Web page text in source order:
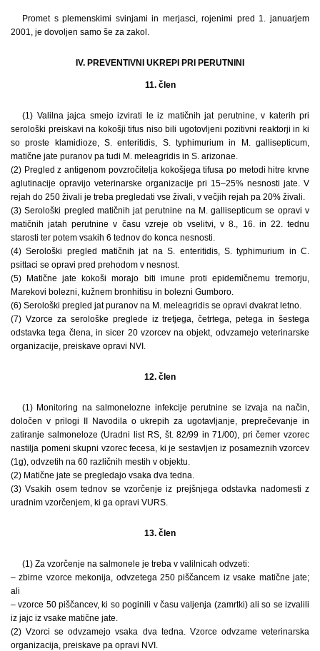
Promet s plemenskimi svinjami in merjasci, rojenimi pred 1. januarjem
2001, je dovoljen samo še za zakol.
IV. PREVENTIVNI UKREPI PRI PERUTNINI
11. člen
(1) Valilna jajca smejo izvirati le iz matičnih jat perutnine, v katerih pri
serološki preiskavi na kokošji tifus niso bili ugotovljeni pozitivni reaktorji in ki
so proste klamidioze, S. enteritidis, S. typhimurium in M. gallisepticum,
matične jate puranov pa tudi M. meleagridis in S. arizonae.
(2) Pregled z antigenom povzročitelja kokošjega tifusa po metodi hitre krvne
aglutinacije opravijo veterinarske organizacije pri 15–25% nesnosti jate. V
rejah do 250 živali je treba pregledati vse živali, v večjih rejah pa 20% živali.
(3) Serološki pregled matičnih jat perutnine na M. gallisepticum se opravi v
matičnih jatah perutnine v času vzreje ob vselitvi, v 8., 16. in 22. tednu
starosti ter potem vsakih 6 tednov do konca nesnosti.
(4) Serološki pregled matičnih jat na S. enteritidis, S. typhimurium in C.
psittaci se opravi pred prehodom v nesnost.
(5) Matične jate kokoši morajo biti imune proti epidemičnemu tremorju,
Marekovi bolezni, kužnem bronhitisu in bolezni Gumboro.
(6) Serološki pregled jat puranov na M. meleagridis se opravi dvakrat letno.
(7) Vzorce za serološke preglede iz tretjega, četrtega, petega in šestega
odstavka tega člena, in sicer 20 vzorcev na objekt, odvzamejo veterinarske
organizacije, preiskave opravi NVI.
12. člen
(1) Monitoring na salmonelozne infekcije perutnine se izvaja na način,
določen v prilogi II Navodila o ukrepih za ugotavljanje, preprečevanje in
zatiranje salmoneloze (Uradni list RS, št. 82/99 in 71/00), pri čemer vzorec
nastilja pomeni skupni vzorec fecesa, ki je sestavljen iz posameznih vzorcev
(1g), odvzetih na 60 različnih mestih v objektu.
(2) Matične jate se pregledajo vsaka dva tedna.
(3) Vsakih osem tednov se vzorčenje iz prejšnjega odstavka nadomesti z
uradnim vzorčenjem, ki ga opravi VURS.
13. člen
(1) Za vzorčenje na salmonele je treba v valilnicah odvzeti:
– zbirne vzorce mekonija, odvzetega 250 piščancem iz vsake matične jate;
ali
– vzorce 50 piščancev, ki so poginili v času valjenja (zamrtki) ali so se izvalili
iz jajc iz vsake matične jate.
(2) Vzorci se odvzamejo vsaka dva tedna. Vzorce odvzame veterinarska
organizacija, preiskave pa opravi NVI.